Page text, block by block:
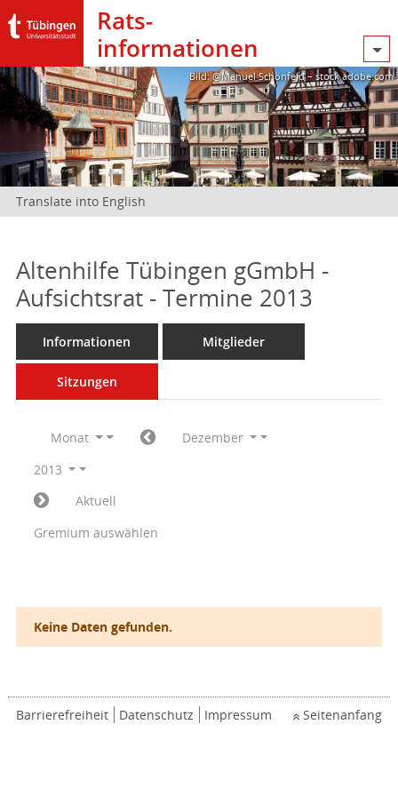
Rats­
informationen
Bild: @Manuel Schönfeld – stock.adobe.com
Translate into English
Altenhilfe Tübingen gGmbH -
Aufsichtsrat - Termine 2013
Informationen Mitglieder
Sitzungen
Monat
Dezember
2013
Aktuell
Gremium auswählen
Keine Daten gefunden.
Barrierefreiheit Datenschutz Impressum Seitenanfang